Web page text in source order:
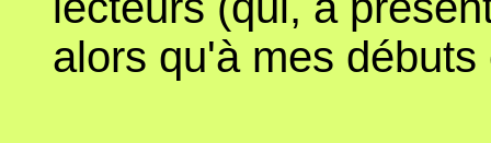
alors qu'à mes